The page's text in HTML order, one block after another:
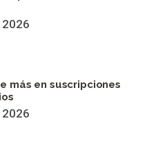
más en suscripciones